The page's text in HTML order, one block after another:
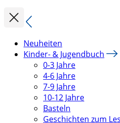
Neuheiten
Kinder- & Jugendbuch
0-3 Jahre
4-6 Jahre
7-9 Jahre
10-12 Jahre
Basteln
Geschichten zum